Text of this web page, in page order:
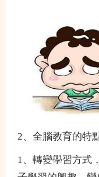
2、全腦教育的特
1、轉變學習方式